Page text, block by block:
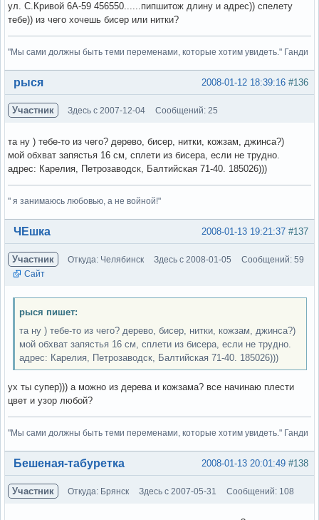
ул. С.Кривой 6А-59 456550......пипшитож длину и адрес)) спелету
тебе)) из чего хочешь бисер или нитки?
"Мы сами должны быть теми переменами, которые хотим увидеть." Ганди
Вне форума #136
2008-01-12 18:39:16
рыся
Участник Здесь с 2007-12-04 Сообщений: 25
та ну ) тебе-то из чего? дерево, бисер, нитки, кожзам, джинса?)
мой обхват запястья 16 см, сплети из бисера, если не трудно.
адрес: Карелия, Петрозаводск, Балтийская 71-40. 185026)))
" я занимаюсь любовью, а не войной!"
Вне форума #137
2008-01-13 19:21:37
ЧЕшка
Участник Откуда: Челябинск Здесь с 2008-01-05
Сообщений: 59
Сайт
рыся пишет:
та ну ) тебе-то из чего? дерево, бисер, нитки, кожзам, джинса?)
мой обхват запястья 16 см, сплети из бисера, если не трудно.
адрес: Карелия, Петрозаводск, Балтийская 71-40. 185026)))
ух ты супер))) а можно из дерева и кожзама? все начинаю плести
цвет и узор любой?
"Мы сами должны быть теми переменами, которые хотим увидеть." Ганди
Вне форума #138
2008-01-13 20:01:49
Бешеная-табуретка
Участник Откуда: Брянск Здесь с 2007-05-31 Сообщений: 108